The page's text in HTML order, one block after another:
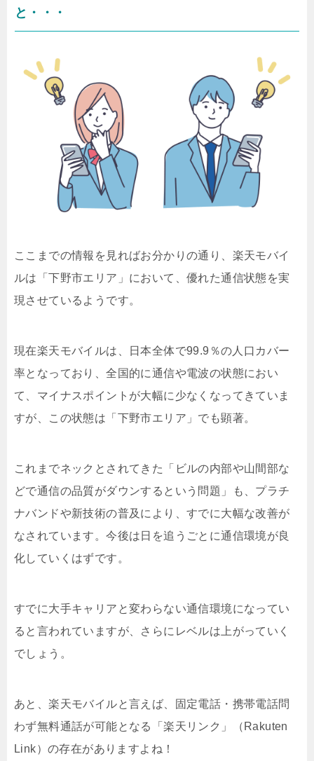
と・・・
ここまでの情報を見ればお分かりの通り、楽天モバイ
ルは「下野市エリア」において、優れた通信状態を実
現させているようです。
現在楽天モバイルは、日本全体で99.9％の人口カバー
率となっており、全国的に通信や電波の状態におい
て、マイナスポイントが大幅に少なくなってきていま
すが、この状態は「下野市エリア」でも顕著。
これまでネックとされてきた「ビルの内部や山間部な
どで通信の品質がダウンするという問題」も、プラチ
ナバンドや新技術の普及により、すでに大幅な改善が
なされています。今後は日を追うごとに通信環境が良
化していくはずです。
すでに大手キャリアと変わらない通信環境になってい
ると言われていますが、さらにレベルは上がっていく
でしょう。
あと、楽天モバイルと言えば、固定電話・携帯電話問
わず無料通話が可能となる「楽天リンク」（Rakuten
Link）の存在がありますよね！